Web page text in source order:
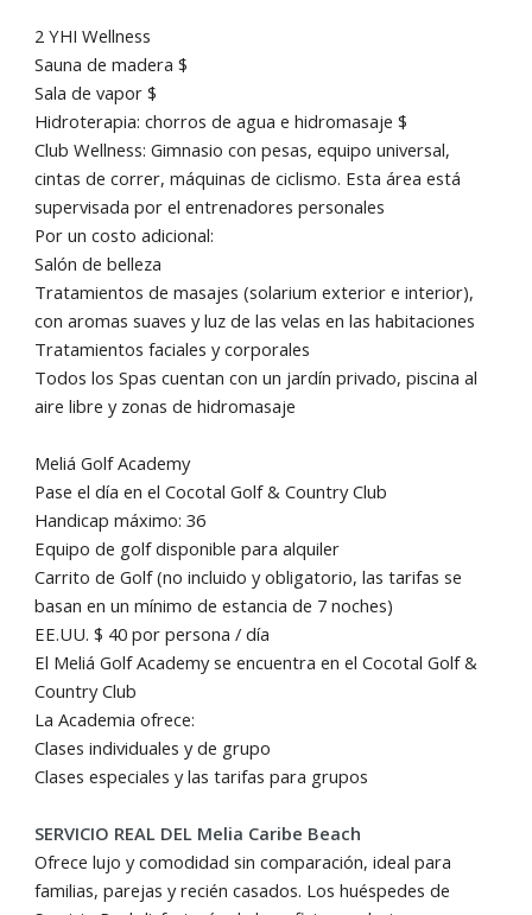
2 YHI Wellness
Sauna de madera $
Sala de vapor $
Hidroterapia: chorros de agua e hidromasaje $
Club Wellness: Gimnasio con pesas, equipo universal,
cintas de correr, máquinas de ciclismo. Esta área está
supervisada ​​por el entrenadores personales
Por un costo adicional:
Salón de belleza
Tratamientos de masajes (solarium exterior e interior),
con aromas suaves y luz de las velas en las habitaciones
Tratamientos faciales y corporales
Todos los Spas cuentan con un jardín privado, piscina al
aire libre y zonas de hidromasaje
Meliá Golf Academy
Pase el día en el Cocotal Golf & Country Club
Handicap máximo: 36
Equipo de golf disponible para alquiler
Carrito de Golf (no incluido y obligatorio, las tarifas se
basan en un mínimo de estancia de 7 noches)
EE.UU. $ 40 por persona / día
El Meliá Golf Academy se encuentra en el Cocotal Golf &
Country Club
La Academia ofrece:
Clases individuales y de grupo
Clases especiales y las tarifas para grupos
SERVICIO REAL DEL Melia Caribe Beach
Ofrece lujo y comodidad sin comparación, ideal para
familias, parejas y recién casados. Los huéspedes de